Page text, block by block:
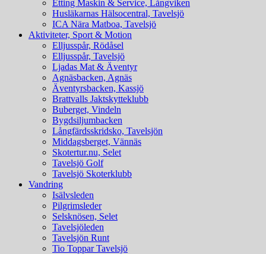
Etting Maskin & Service, Långviken
Husläkarnas Hälsocentral, Tavelsjö
ICA Nära Matboa, Tavelsjö
Aktiviteter, Sport & Motion
Elljusspår, Rödåsel
Elljusspår, Tavelsjö
Ljadas Mat & Äventyr
Agnäsbacken, Agnäs
Äventyrsbacken, Kassjö
Brattvalls Jaktskytteklubb
Buberget, Vindeln
Bygdsiljumbacken
Långfärdsskridsko, Tavelsjön
Middagsberget, Vännäs
Skotertur.nu, Selet
Tavelsjö Golf
Tavelsjö Skoterklubb
Vandring
Isälvsleden
Pilgrimsleder
Selsknösen, Selet
Tavelsjöleden
Tavelsjön Runt
Tio Toppar Tavelsjö